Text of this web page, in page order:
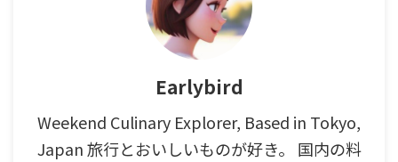
Earlybird
Weekend Culinary Explorer, Based in Tokyo,
Japan 旅行とおいしいものが好き。 国内の料